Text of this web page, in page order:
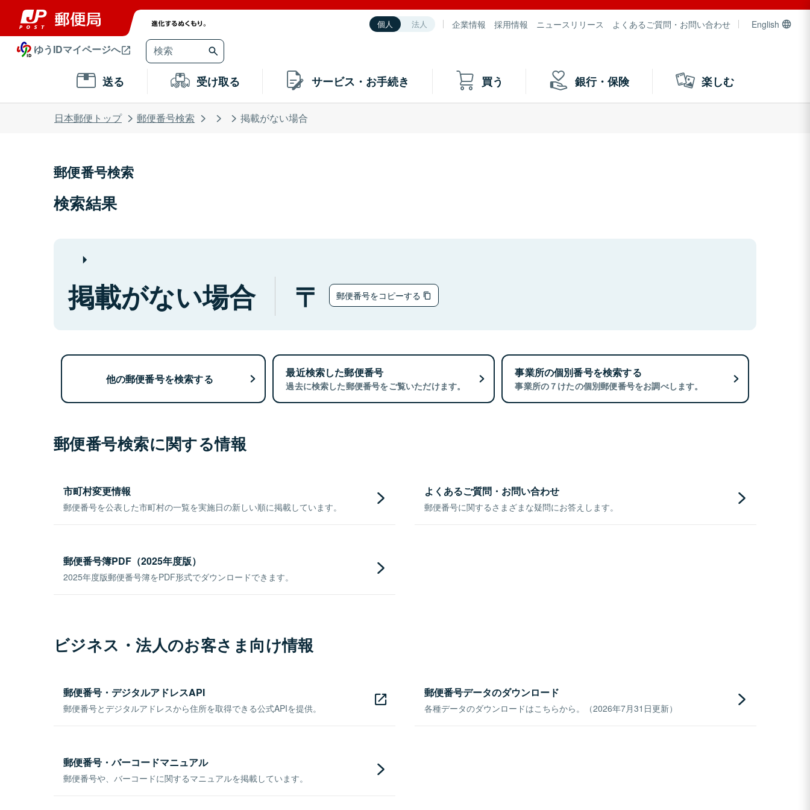
個人 法人 企業情報 採用情報 ニュースリリース よくあるご質問・お問い合わせ English
ゆうIDマイページへ
送る 受け取る サービス・お手続き 買う 銀行・保険 楽しむ
日本郵便トップ 郵便番号検索 掲載がない場合
郵便番号検索
検索結果
掲載がない場合 郵便番号をコピーする
他の郵便番号を検索する 最近検索した郵便番号
過去に検索した郵便番号をご覧いただけます。
事業所の個別番号を検索する
事業所の７けたの個別郵便番号をお調べします。
郵便番号検索に関する情報
市町村変更情報
郵便番号を公表した市町村の一覧を実施日の新しい順に掲載しています。
よくあるご質問・お問い合わせ
郵便番号に関するさまざまな疑問にお答えします。
郵便番号簿PDF（2025年度版）
2025年度版郵便番号簿をPDF形式でダウンロードできます。
ビジネス・法人のお客さま向け情報
郵便番号・デジタルアドレスAPI
郵便番号とデジタルアドレスから住所を取得できる公式APIを提供。
郵便番号データのダウンロード
各種データのダウンロードはこちらから。（2026年7月31日更新）
郵便番号・バーコードマニュアル
郵便番号や、バーコードに関するマニュアルを掲載しています。